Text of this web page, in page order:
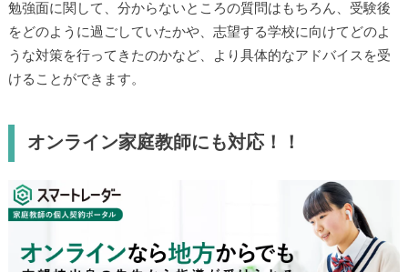
勉強面に関して、分からないところの質問はもちろん、受験後
をどのように過ごしていたかや、志望する学校に向けてどのよ
うな対策を行ってきたのかなど、より具体的なアドバイスを受
けることができます。
オンライン家庭教師にも対応！！